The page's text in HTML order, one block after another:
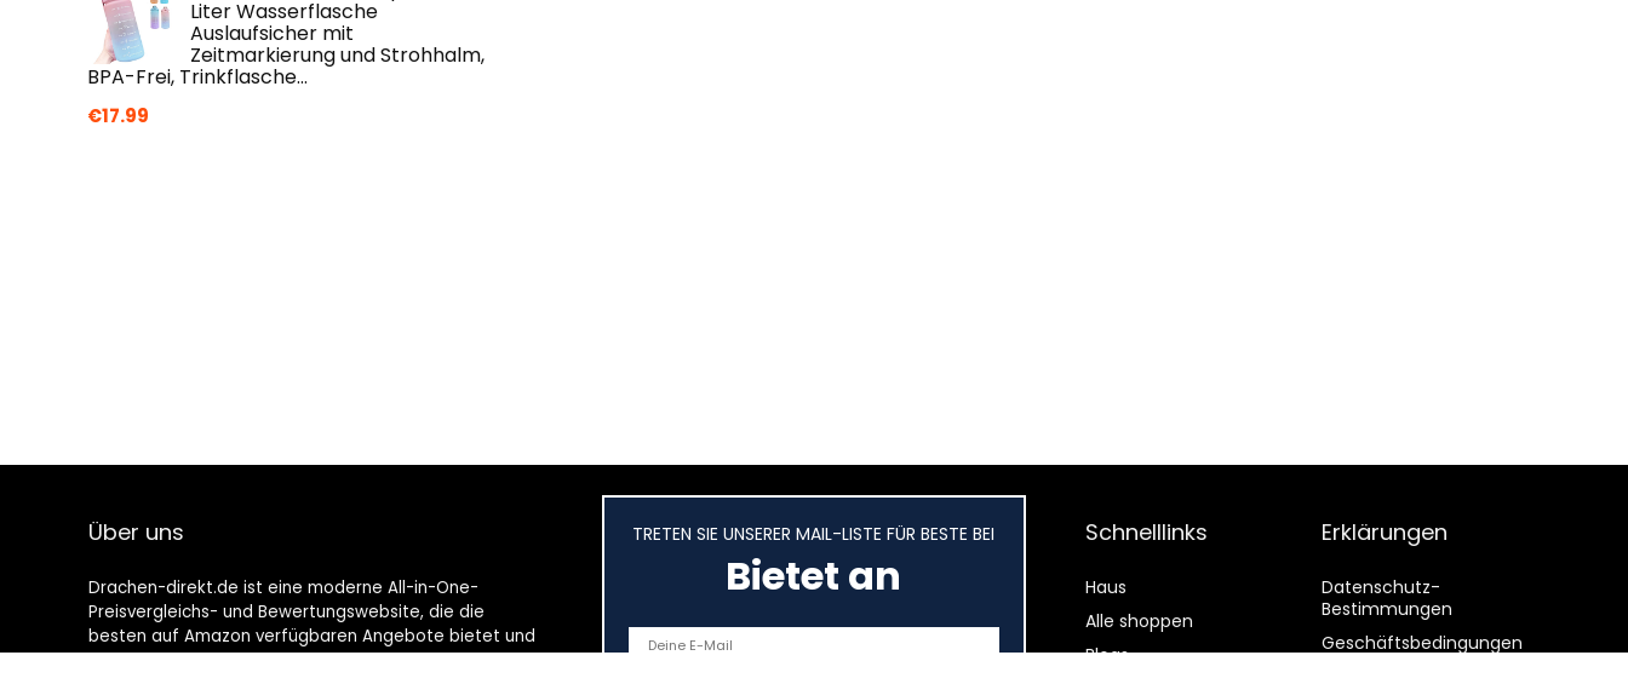
Liter Wasserflasche
Auslaufsicher mit
Zeitmarkierung und Strohhalm,
BPA-Frei, Trinkflasche…
€17.99
Über uns
Drachen-direkt.de ist eine moderne All-in-One-
Preisvergleichs- und Bewertungswebsite, die die
besten auf Amazon verfügbaren Angebote bietet und
Sie durch die neuesten hinzugefügten Blogs auf dem
TRETEN SIE UNSERER MAIL-LISTE FÜR BESTE BEI
Bietet an
Schnelllinks
Haus
Alle shoppen
Blogs
Erklärungen
Datenschutz-
Bestimmungen
Geschäftsbedingungen